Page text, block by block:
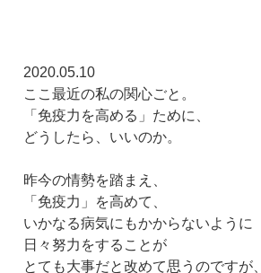
2020.05.10
ここ最近の私の関心ごと。
「免疫力を高める」ために、
どうしたら、いいのか。
昨今の情勢を踏まえ、
「免疫力」を高めて、
いかなる病気にもかからないように
日々努力をすることが
とても大事だと改めて思うのですが、